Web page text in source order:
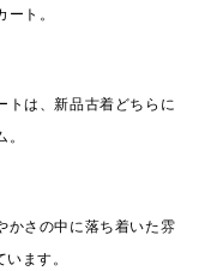
ト。
トは、新品古着どちらに
かさの中に落ち着いた雰
ます。